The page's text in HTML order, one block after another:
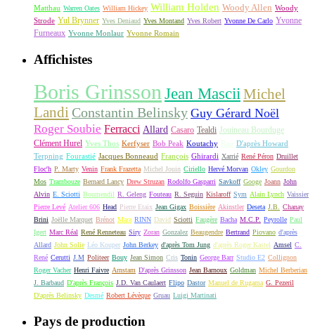
Matthau Warren Oates William Hickey William Holden Woody Allen Woody
Strode Yul Brynner Yves Deniaud Yves Montand Yves Robert Yvonne De Carlo Yvonne
Furneaux Yvonne Monlaur Yvonne Romain
Affichistes
Boris Grinsson Jean MasciiMichel
Landi Constantin Belinsky Guy Gérard Noël
Roger Soubie Ferracci Allard Casaro Tealdi Jouineau Bourduge
Clément Hurel Yves Thos Kerfyser Bob Peak Koutachy
D'après Howard
Terpning Fourastié Jacques Bonneaud François Ghirardi Xarrié René Péron Druillet
Floc'h P. Marty Venin Frank Frazetta Michel Jouin Ciriello Hervé Morvan Okley Gourdon
Mos Trambouze Bernard Lancy Drew Struzan Rodolfo Gasparri Savkoff Googe Joann John
Alvin E. Sciotti Boumendil R. Geleng Fouteau R. Seguin Kislaroff Sym Alain Lynch Vaissier
Pierre Levé Atelier 606 Head Pierre Etaix Jean Gigax Boissière Akinstler Deseta J.B. Chanay
Brini Joëlle Marquet Brénot Mara RINN David Sciotti Faugère Bacha M.C.P. Peyrolle Paul
Igert Marc Réal René Renneteau Siry Zoran Gonzalez Beaugendre Bertrand Piovano d'après
Allard John Solie Léo Kouper John Berkey d'après Tom Jung d'après Roger Kastel Amsel C.
René Cerutti J.M Politeer Bouy Jean Simon Cris Tonin George Barr Studio E2 Collignon
Roger Vacher Henri Faivre Arnstam D'après Grinsson Jean Barnoux Goldman Michel Berberian
J. Barbaud D'après François J.D. Van Caulaert Flipo Dastor Manuel de Rugama G. Pezeril
D'après Belinsky Desmé Robert Lévèque Gruau Luigi Martinati
Pays de production